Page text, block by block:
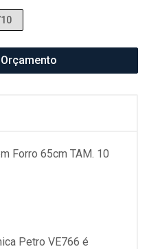
Forro 65cm TAM. 10
Petro VE766 é